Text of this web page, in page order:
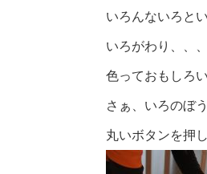
いろんないろと
いろがわり、、、
色っておもしろい
さぁ、いろのぼ
丸いボタンを押